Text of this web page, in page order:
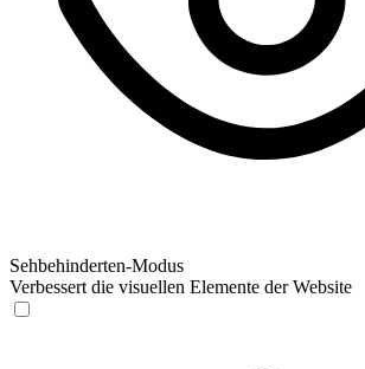
Sehbehinderten-Modus
Verbessert die visuellen Elemente der Website